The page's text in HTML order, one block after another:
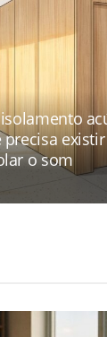
o som